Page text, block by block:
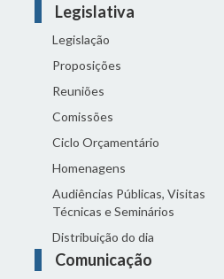
Legislativa
Legislação
Proposições
Reuniões
Comissões
Ciclo Orçamentário
Homenagens
Audiências Públicas, Visitas
Técnicas e Seminários
Distribuição do dia
Comunicação